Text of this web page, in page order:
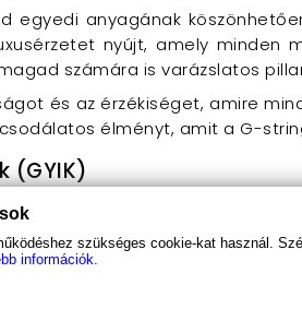
egyedi anyagának
nyújt, amely minden
számára is varázslatos
és az érzékiséget, amire
élményt, amit a G-
(GYIK)
ajánlott a G-string 2426?
romantikus randira, különleges
elérhető?
szükséges cookie-kat használ.
információk.